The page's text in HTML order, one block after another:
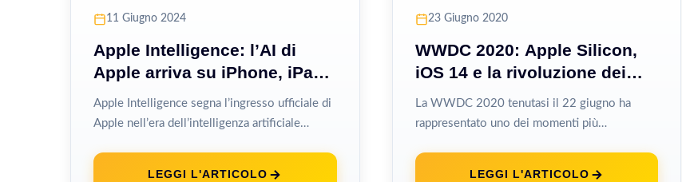
11 Giugno 2024
Apple Intelligence: l’AI di
Apple arriva su iPhone, iPad
e Mac
Apple Intelligence segna l’ingresso ufficiale di
Apple nell’era dell’intelligenza artificiale
capacità AI direttamente su...
LEGGI L'ARTICOLO
23 Giugno 2020
WWDC 2020: Apple Silicon,
iOS 14 e la rivoluzione dei
Mac
La WWDC 2020 tenutasi il 22 giugno ha
rappresentato uno dei momenti più
l’annuncio...
LEGGI L'ARTICOLO